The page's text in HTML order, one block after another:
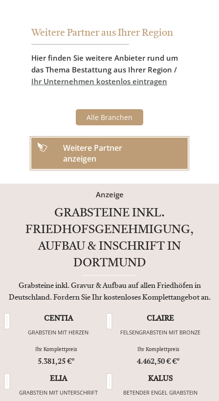
Weitere Partner aus Ihrer Region
Hier finden Sie weitere Anbieter rund um
das Thema Bestattung aus Ihrer Region /
Ihr Unternehmen kostenlos eintragen
Alle Branchen
Weitere Partner
anzeigen
Anzeige
GRABSTEINE INKL.
FRIEDHOFSGENEHMIGUNG,
AUFBAU & INSCHRIFT IN
DORTMUND
Grabsteine inkl. Gravur & Aufbau auf allen Friedhöfen in
Deutschland. Fordern Sie Ihr kostenloses Komplettangebot an.
CENTIA
GRABSTEIN MIT HERZEN
Ihr Komplettpreis
5.381,25 €*
CLAIRE
FELSENGRABSTEIN MIT BRONZE
Ihr Komplettpreis
4.462,50 € €*
ELIA
GRABSTEIN MIT UNTERSCHRIFT
KALUS
BETENDER ENGEL GRABSTEIN